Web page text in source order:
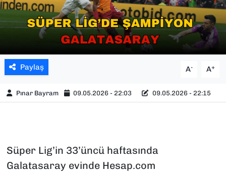
Paylaş A- A+
Pınar Bayram 09.05.2026 - 22:03 09.05.2026 - 22:15
Süper Lig’in 33’üncü haftasında
Galatasaray evinde Hesap.com
YAŞAM
YEREL YÖNETİMLER